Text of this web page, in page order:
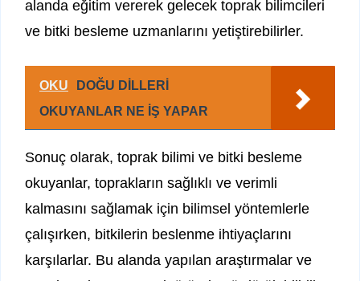
alanda eğitim vererek gelecek toprak bilimcileri
ve bitki besleme uzmanlarını yetiştirebilirler.
OKU
DOĞU DİLLERİ
OKUYANLAR NE İŞ YAPAR
Sonuç olarak, toprak bilimi ve bitki besleme
okuyanlar, toprakların sağlıklı ve verimli
kalmasını sağlamak için bilimsel yöntemlerle
çalışırken, bitkilerin beslenme ihtiyaçlarını
karşılarlar. Bu alanda yapılan araştırmalar ve